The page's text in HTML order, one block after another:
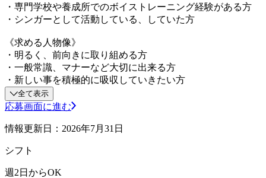
・専門学校や養成所でのボイストレーニング経験がある方
・シンガーとして活動している、していた方
《求める人物像》
・明るく、前向きに取り組める方
・一般常識、マナーなど大切に出来る方
・新しい事を積極的に吸収していきたい方
全て表示
応募画面に進む
情報更新日：2026年7月31日
シフト
週2日からOK